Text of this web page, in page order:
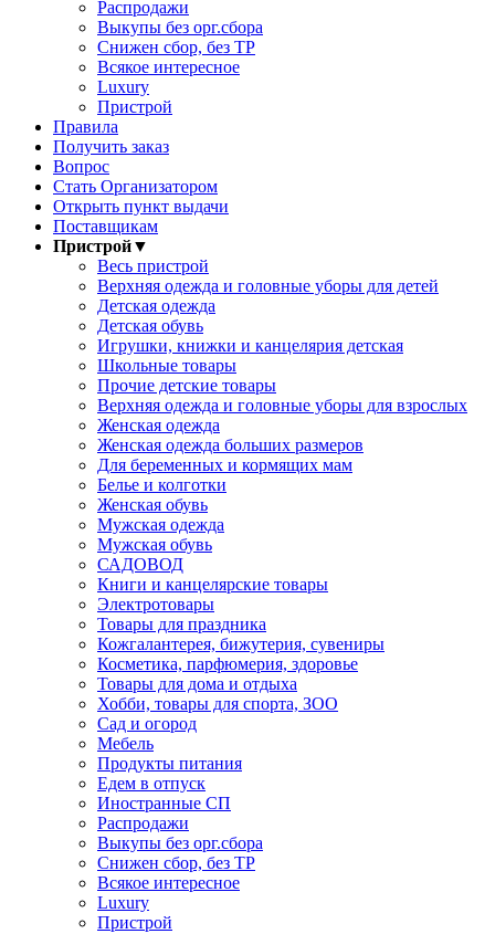
Распродажи
Выкупы без орг.сбора
Снижен сбор, без ТР
Всякое интересное
Luxury
Пристрой
Правила
Получить заказ
Вопрос
Стать Организатором
Открыть пункт выдачи
Поставщикам
Пристрой▼
Весь пристрой
Верхняя одежда и головные уборы для детей
Детская одежда
Детская обувь
Игрушки, книжки и канцелярия детская
Школьные товары
Прочие детские товары
Верхняя одежда и головные уборы для взрослых
Женская одежда
Женская одежда больших размеров
Для беременных и кормящих мам
Белье и колготки
Женская обувь
Мужская одежда
Мужская обувь
САДОВОД
Книги и канцелярские товары
Электротовары
Товары для праздника
Кожгалантерея, бижутерия, сувениры
Косметика, парфюмерия, здоровье
Товары для дома и отдыха
Хобби, товары для спорта, ЗОО
Сад и огород
Мебель
Продукты питания
Едем в отпуск
Иностранные СП
Распродажи
Выкупы без орг.сбора
Снижен сбор, без ТР
Всякое интересное
Luxury
Пристрой